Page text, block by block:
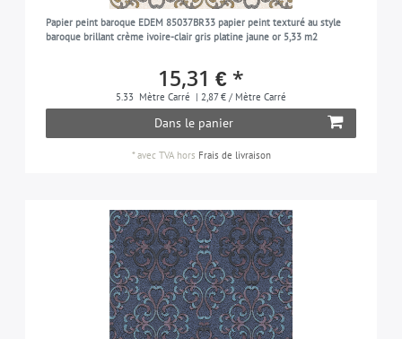
Papier peint baroque EDEM 85037BR33 papier peint texturé au style
baroque brillant crème ivoire-clair gris platine jaune or 5,33 m2
15,31 € *
5.33 Mètre Carré | 2,87 € / Mètre Carré
Dans le panier
*avec TVAhors Frais de livraison